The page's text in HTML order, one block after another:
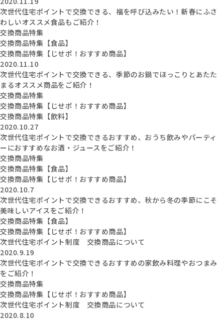
次世代住宅ポイントで交換できる、福を呼び込みたい！新春にふさ
わしいオススメ食品もご紹介！
交換商品特集
交換商品特集【食品】
交換商品特集【じせポ！おすすめ商品】
2020.11.10
次世代住宅ポイントで交換できる、季節のお鍋でほっこりとあたた
まるオススメ商品をご紹介！
交換商品特集
交換商品特集【じせポ！おすすめ商品】
交換商品特集【飲料】
2020.10.27
次世代住宅ポイントで交換できるおすすめ、おうち飲みやパーティ
ーにおすすめなお酒・ジュースをご紹介！
交換商品特集
交換商品特集【食品】
交換商品特集【じせポ！おすすめ商品】
2020.10.7
次世代住宅ポイントで交換できるおすすめ、秋から冬の季節にこそ
美味しいアイスをご紹介！
交換商品特集【食品】
交換商品特集【じせポ！おすすめ商品】
次世代住宅ポイント制度 交換商品について
2020.9.19
次世代住宅ポイントで交換できるおすすめの家飲み料理やおつまみ
をご紹介！
交換商品特集
交換商品特集【じせポ！おすすめ商品】
次世代住宅ポイント制度 交換商品について
2020.8.10